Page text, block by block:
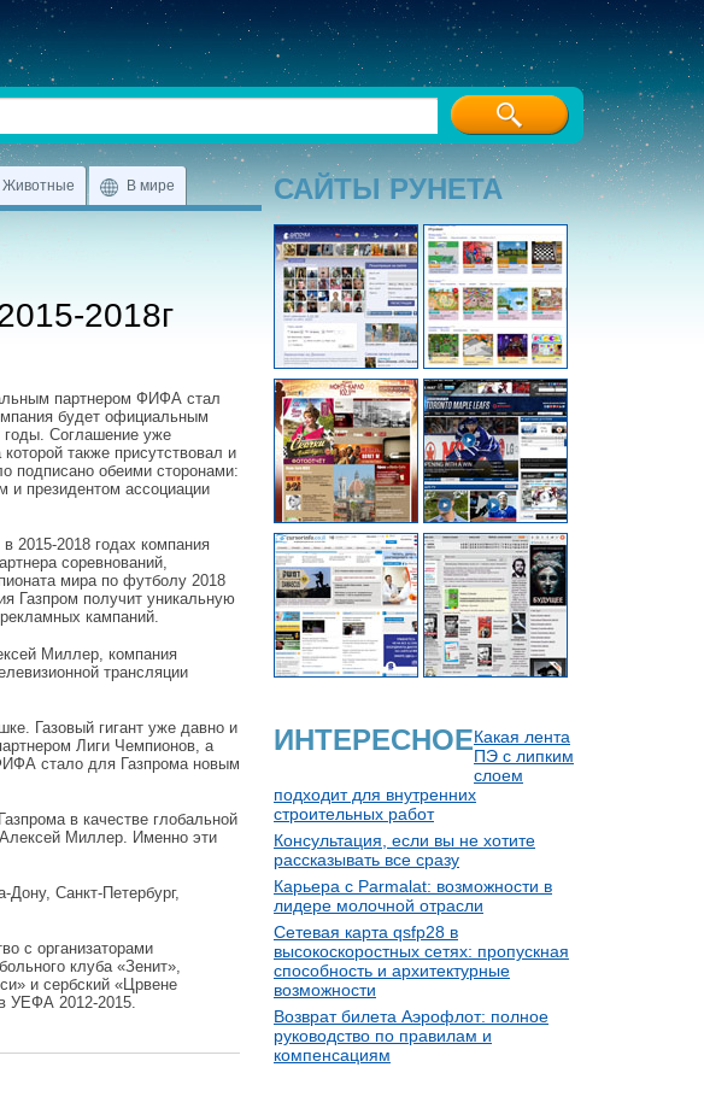
Животные В мире
2018г
партнером ФИФА стал
будет официальным
годы. Соглашение уже
также присутствовал и
подписано обеими сторонами:
и президентом ассоциации
2015-2018 годах компания
соревнований,
мира по футболу 2018
Газпром получит уникальную
кампаний.
Миллер, компания
трансляции
Газовый гигант уже давно и
Лиги Чемпионов, а
стало для Газпрома новым
в качестве глобальной
Миллер. Именно эти
Санкт-Петербург,
с организаторами
клуба «Зенит»,
и сербский «Црвене
УЕФА 2012-2015.
САЙТЫ РУНЕТА
ИНТЕРЕСНОЕКакая лента
ПЭ с липким
слоем
подходит для внутренних
строительных работ
Консультация, если вы не хотите
рассказывать все сразу
Карьера с Parmalat: возможности в
лидере молочной отрасли
Сетевая карта qsfp28 в
высокоскоростных сетях: пропускная
способность и архитектурные
возможности
Возврат билета Аэрофлот: полное
руководство по правилам и
компенсациям